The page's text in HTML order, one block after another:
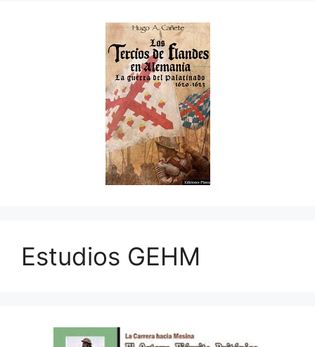
Estudios GEHM